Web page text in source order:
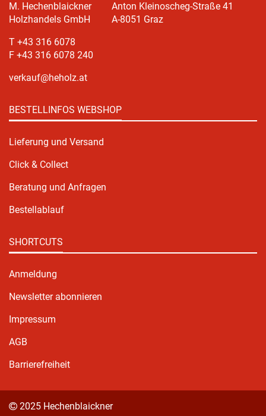
M. Hechenblaickner
Holzhandels GmbH
Anton Kleinoscheg-Straße 41
A-8051 Graz
T +43 316 6078
F +43 316 6078 240
verkauf@heholz.at
BESTELLINFOS WEBSHOP
Lieferung und Versand
Click & Collect
Beratung und Anfragen
Bestellablauf
SHORTCUTS
Anmeldung
Newsletter abonnieren
Impressum
AGB
Barrierefreiheit
2025 Hechenblaickner